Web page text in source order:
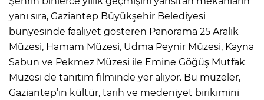
yanı sıra, Gaziantep Büyükşehir Belediyesi
bünyesinde faaliyet gösteren Panorama 25 Aralık
Müzesi, Hamam Müzesi, Udma Peynir Müzesi, Kayna
Sabun ve Pekmez Müzesi ile Emine Göğüş Mutfak
Müzesi de tanıtım filminde yer alıyor. Bu müzeler,
Gaziantep’in kültür, tarih ve medeniyet birikimini